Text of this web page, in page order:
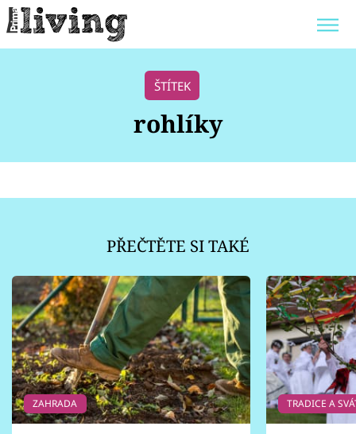
POKOJOVÉ KVĚTINY
ZAHRADA
Témata
Zahrada
Design
Sledujte prima+
Přihlášení
ŠTÍTEK
rohlíky
PŘEČTĚTE SI TAKÉ
ZAHRADA TRADICE A